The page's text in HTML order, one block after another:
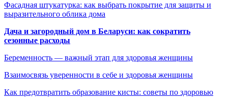
Фасадная штукатурка: как выбрать покрытие для защиты и
выразительного облика дома
Дача и загородный дом в Беларуси: как сократить
сезонные расходы
Беременность — важный этап для здоровья женщины
Взаимосвязь уверенности в себе и здоровья женщины
Как предотвратить образование кисты: советы по здоровью